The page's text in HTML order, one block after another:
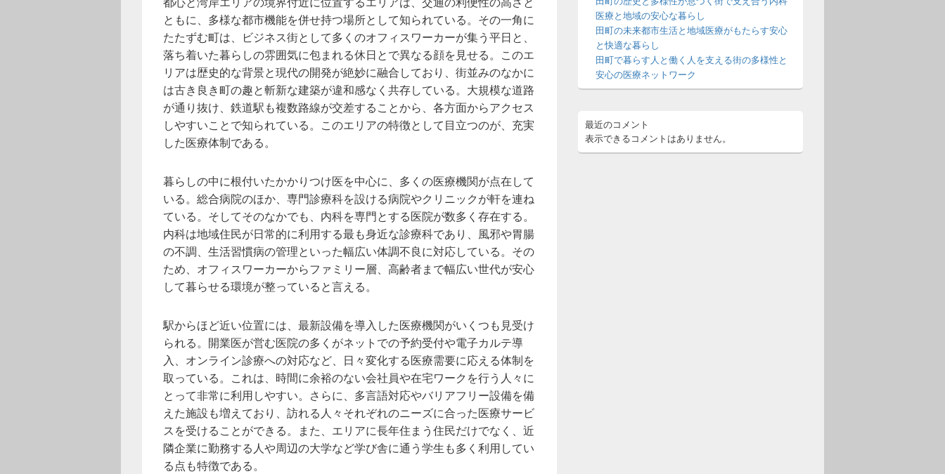
ともに、多様な都市機能を併せ持つ場所として知られている。 その一角に
たたずむ町は、ビジネス街として多くのオフィスワーカーが集う平日と、
落ち着いた暮らしの雰囲気に包まれる休日とで異なる顔を見せる。このエ
リアは歴史的な背景と現代の開発が絶妙に融合しており、街並みのなかに
は古き良き町の趣と斬新な建築が違和感なく共存している。大規模な道路
が通り抜け、鉄道駅も複数路線が交差することから、各方面からアクセス
しやすいことで知られている。このエリアの特徴として目立つのが、充実
した医療体制である。
暮らしの中に根付いたかかりつけ医を中心に、多くの医療機関が点在して
いる。総合病院のほか、専門診療科を設ける病院やクリニックが軒を連ね
ている。そしてそのなかでも、内科を専門とする医院が数多く存在する。
内科は地域住民が日常的に利用する最も身近な診療科であり、風邪や胃腸
の不調、生活習慣病の管理といった幅広い体調不良に対応している。その
ため、オフィスワーカーからファミリー層、高齢者まで幅広い世代が安心
して暮らせる環境が整っていると言える。
駅からほど近い位置には、最新設備を導入した医療機関がいくつも見受け
られる。開業医が営む医院の多くがネットでの予約受付や電子カルテ導
入、オンライン診療への対応など、日々変化する医療需要に応える体制を
取っている。これは、時間に余裕のない会社員や在宅ワークを行う人々に
とって非常に利用しやすい。さらに、多言語対応やバリアフリー設備を備
えた施設も増えており、訪れる人々それぞれのニーズに合った医療サービ
スを受けることができる。また、エリアに長年住まう住民だけでなく、近
隣企業に勤務する人や周辺の大学など学び舎に通う学生も多く利用してい
る点も特徴である。
医療と地域の安心な暮らし
田町の未来都市生活と地域医療がもたらす安心
と快適な暮らし
田町で暮らす人と働く人を支える街の多様性と
安心の医療ネットワーク
最近のコメント
表示できるコメントはありません。